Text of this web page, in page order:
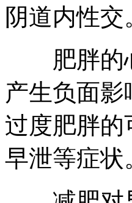
阴道内性交
肥胖的心
产生负面
过度肥胖
早泄等症状